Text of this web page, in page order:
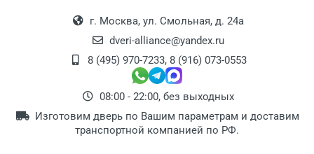
г. Москва, ул. Смольная, д. 24а
dveri-alliance@yandex.ru
8 (495) 970-7233, 8 (916) 073-0553
08:00 - 22:00, без выходных
Изготовим дверь по Вашим параметрам и доставим
транспортной компанией по РФ.